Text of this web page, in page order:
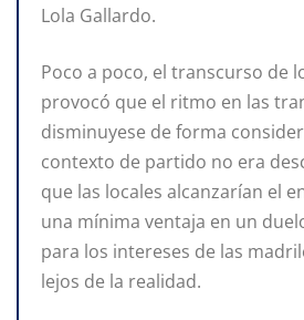
Lola Gallardo.
Poco a poco, el transcurso de
provocó que el ritmo en las
disminuyese de forma
contexto de partido no era
que las locales alcanzarían el
una mínima ventaja en un
para los intereses de las
lejos de la realidad.